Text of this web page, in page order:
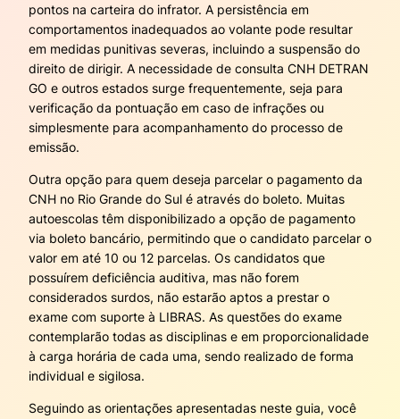
pontos na carteira do infrator. A persistência em
comportamentos inadequados ao volante pode resultar
em medidas punitivas severas, incluindo a suspensão do
direito de dirigir. A necessidade de consulta CNH DETRAN
GO e outros estados surge frequentemente, seja para
verificação da pontuação em caso de infrações ou
simplesmente para acompanhamento do processo de
emissão.
Outra opção para quem deseja parcelar o pagamento da
CNH no Rio Grande do Sul é através do boleto. Muitas
autoescolas têm disponibilizado a opção de pagamento
via boleto bancário, permitindo que o candidato parcelar o
valor em até 10 ou 12 parcelas. Os candidatos que
possuírem deficiência auditiva, mas não forem
considerados surdos, não estarão aptos a prestar o
exame com suporte à LIBRAS. As questões do exame
contemplarão todas as disciplinas e em proporcionalidade
à carga horária de cada uma, sendo realizado de forma
individual e sigilosa.
Seguindo as orientações apresentadas neste guia, você